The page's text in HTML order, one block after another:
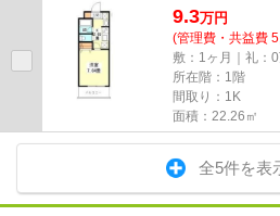
9.3万円
(管理費・共益費
敷：1ヶ月｜礼：0
所在階：1階
間取り：1K
面積：22.26㎡
全5件を表